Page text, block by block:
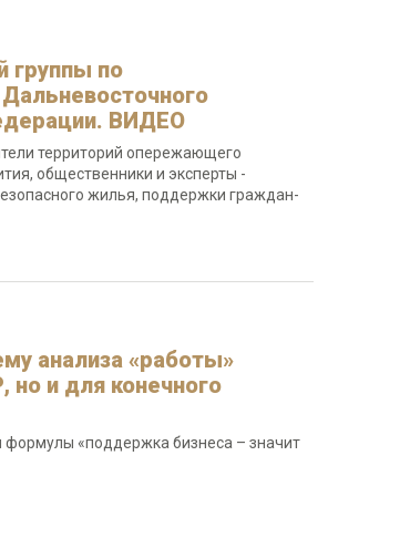
группы по
ВИДЕО
территорий опережающего
общественники и эксперты -
жилья, поддержки граждан-
анализа «работы»
но и для конечного
«поддержка бизнеса – значит